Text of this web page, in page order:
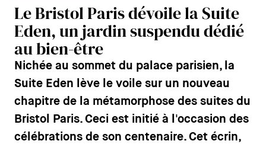
Le Bristol Paris dévoile la Suite
Eden, un jardin suspendu dédié
au bien-être
Nichée au sommet du palace parisien, la
Suite Eden lève le voile sur un nouveau
chapitre de la métamorphose des suites du
Bristol Paris. Ceci est initié à l'occasion des
célébrations de son centenaire. Cet écrin,